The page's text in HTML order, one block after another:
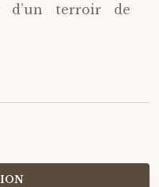
d’un terroir de